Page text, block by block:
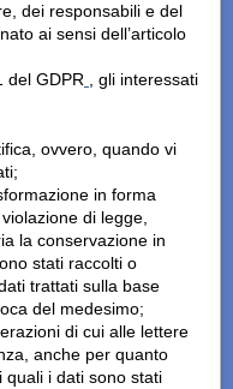
dei responsabili e del
ai sensi dell’articolo
del GDPR , gli interessati
ovvero, quando vi
in forma
di legge,
la conservazione in
stati raccolti o
trattati sulla base
del medesimo;
di cui alle lettere
anche per quanto
quali i dati sono stati